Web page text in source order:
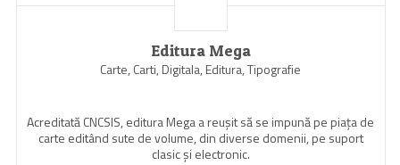
Editura Mega
Carte, Carti, Digitala, Editura, Tipografie
Acreditată CNCSIS, editura Mega a reuşit să se impună pe piaţa de
carte editând sute de volume, din diverse domenii, pe suport
clasic şi electronic.